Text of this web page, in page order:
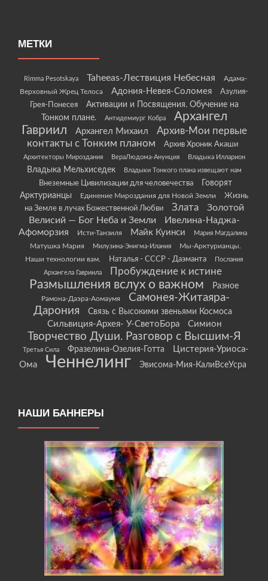
МЕТКИ
Rimma Pesotskaya Taheeas-Лествиция Небесная
Адама-
Верховный Жрец Телоса
Адония-Невея-Соломея
Азулия-
Грея-Понесея
Активации и Посвящения. Обучение на
Тонком плане.
Антидемиург Кобра
Архангел
Гавриил
Архангел Михаил
Архив-Мои первые
контакты с Тонким планом
Архив Хроник Акаши
Архитекторы Мироздания ВераЛюдома-Анунция Владыка Илларион
Владыка Мельхиседек Владыки Тонкого плана извещают нам
Внеземные Цивилизации для человечества
Говорят
Арктурианцы
Единение Мироздания для Новой Земли
Жизнь
на Земле в лучах Божественной Любви
Злата
Золотой
Велисий — Бог Неба и Земли
Ивелина-Наджа-
Афоморзия
Исти-Танзиля Майк Куинси Мария Магдалина
Матушка Мария Милузина-Энигма-Илания
Мы-Арктурианцы.
Наши технологии вам.
Наталья - СССР - Даэманта
Послания
Архангела Гавриила
Пробуждение к истине
Размышления вслух о важном Разное
Рамона-Даэра-Аомаумя
Самонея-Житаяра-
Дарония
Связь с Высокими звеньями Космоса
Сильвиция-Архея- У-СветоБора Симион
Творчество Души. Разговор с Высшим-Я
Третья Сила Фразелина-Озелия-Готта
Цистерия-Уриоса-
Ома
Ченнелинг Эвисома-Мия-КалиВсеУсра
НАШИ БАННЕРЫ